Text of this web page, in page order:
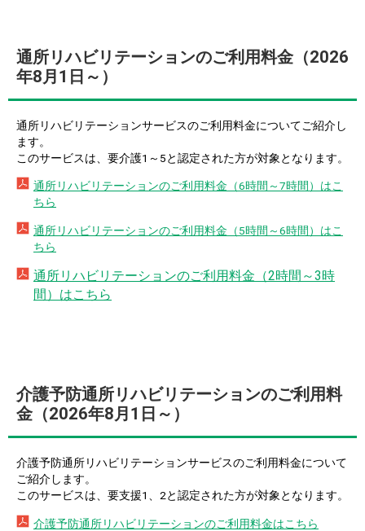
通所リハビリテーションのご利用料金（2026
年8月1日～）
通所リハビリテーションサービスのご利用料金についてご紹介し
ます。
このサービスは、要介護1～5と認定された方が対象となります。
通所リハビリテーションのご利用料金（6時間～7時間）はこ
ちら
通所リハビリテーションのご利用料金（5時間～6時間）はこ
ちら
通所リハビリテーションのご利用料金（2時間～3時
間）はこちら
介護予防通所リハビリテーションのご利用料
金（2026年8月1日～）
介護予防通所リハビリテーションサービスのご利用料金について
ご紹介します。
このサービスは、要支援1、2と認定された方が対象となります。
介護予防通所リハビリテーションのご利用料金はこちら